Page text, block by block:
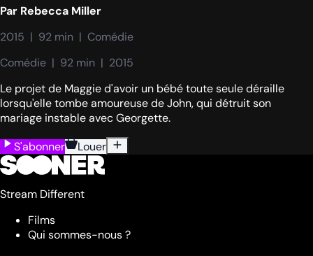
Par Rebecca Miller
2015  |  92 min  |  Comédie
Comédie  |  92 min  |  2015
Le projet de Maggie d'avoir un bébé toute seule déraille
lorsqu'elle tombe amoureuse de John, qui détruit son
mariage instable avec Georgette.
S'abonner
Louer
Stream Different
Films
Qui sommes-nous ?